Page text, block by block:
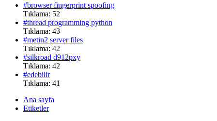
#browser fingerprint spoofing
Tıklama: 52
#thread programming python
Tıklama: 43
#metin2 server files
Tıklama: 42
#silkroad d912pxy
Tıklama: 42
#edebilir
Tıklama: 41
Ana sayfa
Etiketler